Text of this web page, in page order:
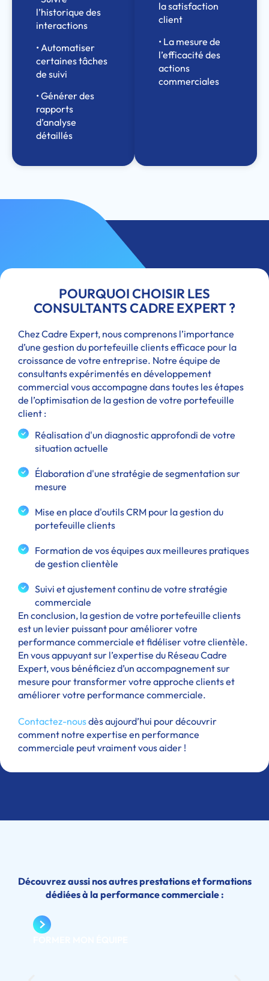
l’historique des
interactions
• Automatiser
certaines tâches
de suivi
• Générer des
rapports
d’analyse
détaillés
la satisfaction
client
• La mesure de
l’efficacité des
actions
commerciales
POURQUOI CHOISIR LES
CONSULTANTS CADRE EXPERT ?
Chez Cadre Expert, nous comprenons l’importance
d’une gestion du portefeuille clients efficace pour la
croissance de votre entreprise. Notre équipe de
consultants expérimentés en développement
commercial vous accompagne dans toutes les étapes
de l’optimisation de la gestion de votre portefeuille
client :
Réalisation d'un diagnostic approfondi de votre
situation actuelle
Élaboration d'une stratégie de segmentation sur
mesure
Mise en place d'outils CRM pour la gestion du
portefeuille clients
Formation de vos équipes aux meilleures pratiques
de gestion clientèle
Suivi et ajustement continu de votre stratégie
commerciale
En conclusion, la gestion de votre portefeuille clients
est un levier puissant pour améliorer votre
performance commerciale et fidéliser votre clientèle.
En vous appuyant sur l’expertise du Réseau Cadre
Expert, vous bénéficiez d’un accompagnement sur
mesure pour transformer votre approche clients et
améliorer votre performance commerciale.
Contactez-nousdès aujourd’hui pour découvrir
comment notre expertise en performance
commerciale peut vraiment vous aider !
Découvrez aussi nos autres prestations et formations
dédiées à la performance commerciale :